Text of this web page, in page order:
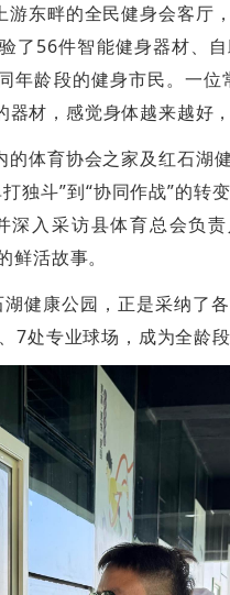
东畔的全民健身会客厅
了56件智能健身器材、
年龄段的健身市民。一
材，感觉身体越来越好
体育协会之家及红石湖
独斗”到“协同作战”的转
入采访县体育总会负
鲜活故事。
健康公园，正是采纳了
处专业球场，成为全龄